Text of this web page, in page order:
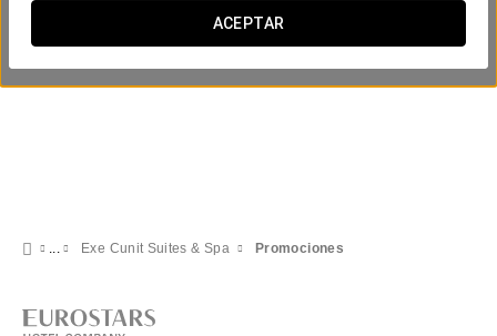
ACEPTAR
Exe Cunit Suites & Spa Promociones